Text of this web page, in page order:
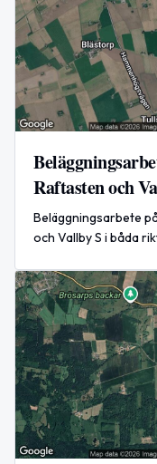
Raftasten och
Beläggningsarbete
och Vallby S i båda